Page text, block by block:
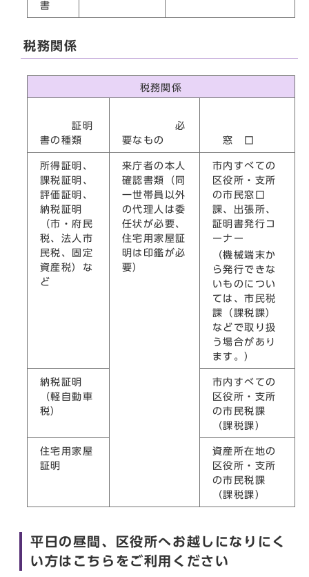
書
税務関係
税務関係
証明
書の種類
必
要なもの
窓 口
所得証明、
課税証明、
評価証明、
納税証明
（市・府民
税、法人市
民税、固定
資産税）な
ど
来庁者の本人
確認書類（同
一世帯員以外
の代理人は委
任状が必要、
住宅用家屋証
明は印鑑が必
要）
市内すべての
区役所・支所
の市民窓口
課、出張所、
証明書発行コ
ーナー
（機械端末か
ら発行できな
いものについ
ては、市民税
課（課税課）
などで取り扱
う場合があり
ます。）
納税証明
（軽自動車
税）
市内すべての
区役所・支所
の市民税課
（課税課）
住宅用家屋
証明
資産所在地の
区役所・支所
の市民税課
（課税課）
平日の昼間、区役所へお越しになりにく
い方はこちらをご利用ください